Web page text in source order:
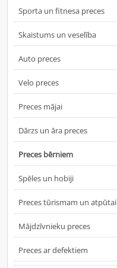
Sporta un fitnesa preces
Skaistums un veselība
Auto preces
Velo preces
Preces mājai
Dārzs un āra preces
Preces bērniem
Spēles un hobiji
Preces tūrismam un atpūtai
Mājdzīvnieku preces
Preces ar defektiem